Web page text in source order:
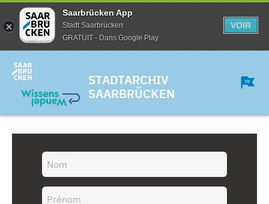
Saarbrücken App
Stadt Saarbrücken
GRATUIT - Dans Google Play
VOIR
STADTARCHIV
SAARBRÜCKEN